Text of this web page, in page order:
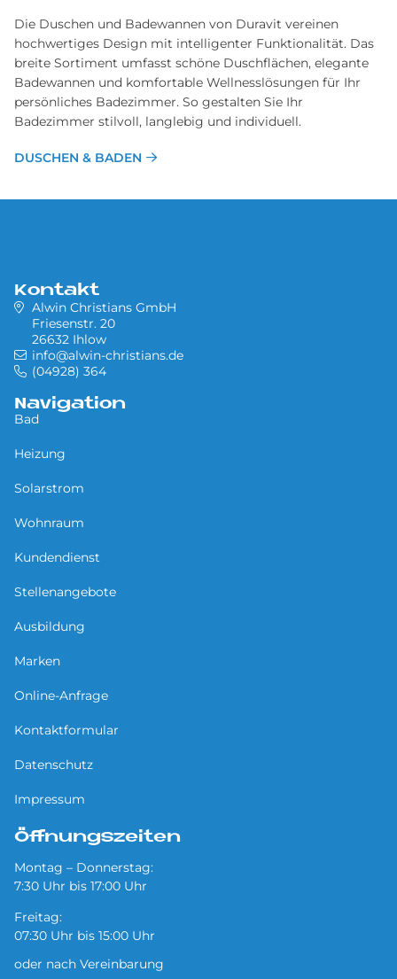
Die Duschen und Badewannen von Duravit vereinen
hochwertiges Design mit intelligenter Funktionalität. Das
breite Sortiment umfasst schöne Duschflächen, elegante
Badewannen und komfortable Wellnesslösungen für Ihr
persönliches Badezimmer. So gestalten Sie Ihr
Badezimmer stilvoll, langlebig und individuell.
DUSCHEN & BADEN
Kontakt
Alwin Christians GmbH
Friesenstr. 20
26632 Ihlow
info@alwin-christians.de
(04928) 364
Navigation
Bad
Heizung
Solarstrom
Wohnraum
Kundendienst
Stellenangebote
Ausbildung
Marken
Online-Anfrage
Kontaktformular
Datenschutz
Impressum
Öffnungszeiten
Montag – Donnerstag:
7:30 Uhr bis 17:00 Uhr
Freitag:
07:30 Uhr bis 15:00 Uhr
oder nach Vereinbarung